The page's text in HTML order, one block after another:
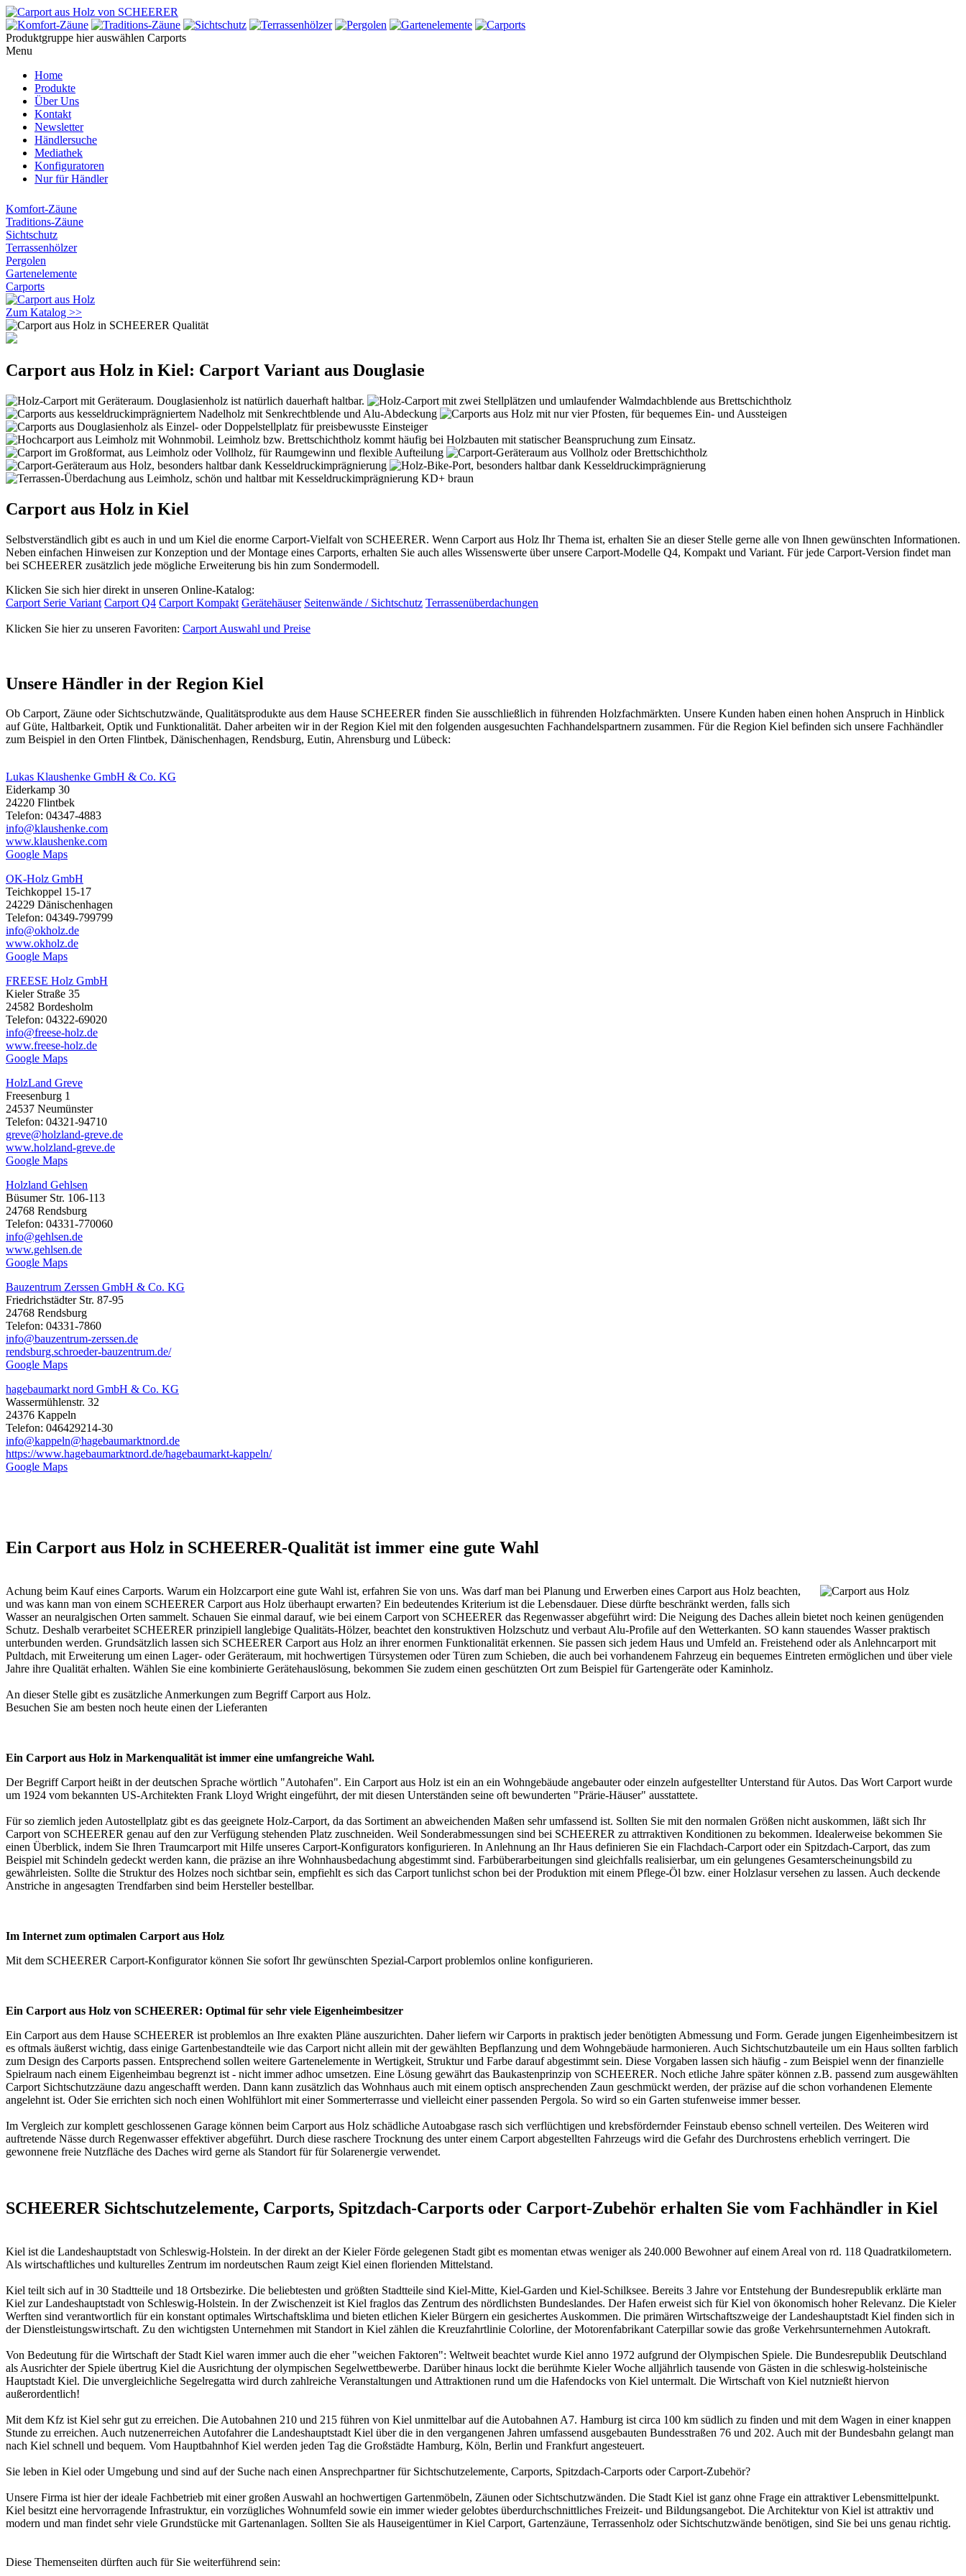
Produktgruppe hier auswählen Carports
Menu
Home
Produkte
Über Uns
Kontakt
Newsletter
Händlersuche
Mediathek
Konfiguratoren
Nur für Händler
Komfort-Zäune
Traditions-Zäune
Sichtschutz
Terrassenhölzer
Pergolen
Gartenelemente
Carports
Zum Katalog >>
Carport aus Holz in Kiel: Carport Variant aus Douglasie
Carport aus Holz in Kiel
Selbstverständlich gibt es auch in und um Kiel die enorme Carport-Vielfalt von SCHEERER. Wenn Carport aus Holz Ihr Thema ist, erhalten Sie an dieser Stelle gerne alle von Ihnen gewünschten Informationen.
Neben einfachen Hinweisen zur Konzeption und der Montage eines Carports, erhalten Sie auch alles Wissenswerte über unsere Carport-Modelle Q4, Kompakt und Variant. Für jede Carport-Version findet man
bei SCHEERER zusätzlich jede mögliche Erweiterung bis hin zum Sondermodell.
Klicken Sie sich hier direkt in unseren Online-Katalog:
Carport Serie Variant Carport Q4 Carport Kompakt Gerätehäuser Seitenwände / Sichtschutz Terrassenüberdachungen
Klicken Sie hier zu unseren Favoriten: Carport Auswahl und Preise
Unsere Händler in der Region Kiel
Ob Carport, Zäune oder Sichtschutzwände, Qualitätsprodukte aus dem Hause SCHEERER finden Sie ausschließlich in führenden Holzfachmärkten. Unsere Kunden haben einen hohen Anspruch in Hinblick
auf Güte, Haltbarkeit, Optik und Funktionalität. Daher arbeiten wir in der Region Kiel mit den folgenden ausgesuchten Fachhandelspartnern zusammen. Für die Region Kiel befinden sich unsere Fachhändler
zum Beispiel in den Orten Flintbek, Dänischenhagen, Rendsburg, Eutin, Ahrensburg und Lübeck:
Lukas Klaushenke GmbH & Co. KG
Eiderkamp 30
24220 Flintbek
Telefon: 04347-4883
info@klaushenke.com
www.klaushenke.com
Google Maps
OK-Holz GmbH
Teichkoppel 15-17
24229 Dänischenhagen
Telefon: 04349-799799
info@okholz.de
www.okholz.de
Google Maps
FREESE Holz GmbH
Kieler Straße 35
24582 Bordesholm
Telefon: 04322-69020
info@freese-holz.de
www.freese-holz.de
Google Maps
HolzLand Greve
Freesenburg 1
24537 Neumünster
Telefon: 04321-94710
greve@holzland-greve.de
www.holzland-greve.de
Google Maps
Holzland Gehlsen
Büsumer Str. 106-113
24768 Rendsburg
Telefon: 04331-770060
info@gehlsen.de
www.gehlsen.de
Google Maps
Bauzentrum Zerssen GmbH & Co. KG
Friedrichstädter Str. 87-95
24768 Rendsburg
Telefon: 04331-7860
info@bauzentrum-zerssen.de
rendsburg.schroeder-bauzentrum.de/
Google Maps
hagebaumarkt nord GmbH & Co. KG
Wassermühlenstr. 32
24376 Kappeln
Telefon: 046429214-30
info@kappeln@hagebaumarktnord.de
https://www.hagebaumarktnord.de/hagebaumarkt-kappeln/
Google Maps
Ein Carport aus Holz in SCHEERER-Qualität ist immer eine gute Wahl
Achung beim Kauf eines Carports. Warum ein Holzcarport eine gute Wahl ist, erfahren Sie von uns. Was darf man bei Planung und Erwerben eines Carport aus Holz beachten,
und was kann man von einem SCHEERER Carport aus Holz überhaupt erwarten? Ein bedeutendes Kriterium ist die Lebensdauer. Diese dürfte beschränkt werden, falls sich
Wasser an neuralgischen Orten sammelt. Schauen Sie einmal darauf, wie bei einem Carport von SCHEERER das Regenwasser abgeführt wird: Die Neigung des Daches allein bietet noch keinen genügenden
Schutz. Deshalb verarbeitet SCHEERER prinzipiell langlebige Qualitäts-Hölzer, beachtet den konstruktiven Holzschutz und verbaut Alu-Profile auf den Wetterkanten. SO kann stauendes Wasser praktisch
unterbunden werden. Grundsätzlich lassen sich SCHEERER Carport aus Holz an ihrer enormen Funktionalität erkennen. Sie passen sich jedem Haus und Umfeld an. Freistehend oder als Anlehncarport mit
Pultdach, mit Erweiterung um einen Lager- oder Geräteraum, mit hochwertigen Türsystemen oder Türen zum Schieben, die auch bei vorhandenem Fahrzeug ein bequemes Eintreten ermöglichen und über viele
Jahre ihre Qualität erhalten. Wählen Sie eine kombinierte Gerätehauslösung, bekommen Sie zudem einen geschützten Ort zum Beispiel für Gartengeräte oder Kaminholz.
An dieser Stelle gibt es zusätzliche Anmerkungen zum BegriffCarport aus Holz.
Besuchen Sie am besten noch heute einen derLieferanten
Ein Carport aus Holz in Markenqualität ist immer eine umfangreiche Wahl.
Der BegriffCarport heißt in der deutschen Sprache wörtlich "Autohafen". Ein Carport aus Holz ist ein an ein Wohngebäude angebauter oder einzeln aufgestellter Unterstand für Autos. Das Wort Carport wurde
um 1924 vom bekannten US-Architekten Frank Lloyd Wright eingeführt, der mit diesen Unterständen seine oft bewunderten "Prärie-Häuser" ausstattete.
Für so ziemlich jeden Autostellplatz gibt es das geeignete Holz-Carport, da das Sortiment an abweichenden Maßen sehr umfassend ist. Sollten Sie mit den normalen Größen nicht auskommen, läßt sich Ihr
Carport von SCHEERER genau auf den zur Verfügung stehenden Platz zuschneiden. Weil Sonderabmessungen sind bei SCHEERER zu attrraktiven Konditionen zu bekommen. Idealerweise bekommen Sie
einen Überblick, indem Sie Ihren Traumcarport mit Hilfe unseres Carport-Konfigurators konfigurieren. In Anlehnung an Ihr Haus definieren Sie ein Flachdach-Carport oder ein Spitzdach-Carport, das zum
Beispiel mit Schindeln gedeckt werden kann, die präzise an ihre Wohnhausbedachung abgestimmt sind. Farbüberarbeitungen sind gleichfalls realisierbar, um ein gelungenes Gesamterscheinungsbild zu
gewährleisten. Sollte die Struktur des Holzes noch sichtbar sein, empfiehlt es sich das Carport tunlichst schon bei der Produktion mit einem Pflege-Öl bzw. einer Holzlasur versehen zu lassen. Auch deckende
Anstriche in angesagten Trendfarben sind beim Hersteller bestellbar.
Im Internet zum optimalen Carport aus Holz
Mit dem SCHEERER Carport-Konfiguratorkönnen Sie sofort Ihr gewünschten Spezial-Carport problemlos online konfigurieren.
Ein Carport aus Holz von SCHEERER: Optimal für sehr viele Eigenheimbesitzer
Ein Carport aus dem Hause SCHEERER ist problemlos an Ihre exakten Pläne auszurichten. Daher liefern wir Carports in praktisch jeder benötigten Abmessung und Form. Gerade jungen Eigenheimbesitzern ist
es oftmals äußerst wichtig, dass einige Gartenbestandteile wie das Carport nicht allein mit der gewählten Bepflanzung und dem Wohngebäude harmonieren. Auch Sichtschutzbauteile um ein Haus sollten farblich
zum Design des Carports passen. Entsprechend sollen weitere Gartenelemente in Wertigkeit, Struktur und Farbe darauf abgestimmt sein. Diese Vorgaben lassen sich häufig - zum Beispiel wenn der finanzielle
Spielraum nach einem Eigenheimbau begrenzt ist - nicht immer adhoc umsetzen. Eine Lösung gewährt das Baukastenprinzip von SCHEERER. Noch etliche Jahre später können z.B. passend zum ausgewählten
Carport Sichtschutzzäune dazu angeschafft werden. Dann kann zusätzlich das Wohnhaus auch mit einem optisch ansprechenden Zaun geschmückt werden, der präzise auf die schon vorhandenen Elemente
angelehnt ist. Oder Sie errichten sich noch einen Wohlfühlort mit einer Sommerterrasse und vielleicht einer passenden Pergola. So wird so ein Garten stufenweise immer besser.
Im Vergleich zur komplett geschlossenen Garage können beim Carport aus Holz schädliche Autoabgase rasch sich verflüchtigen und krebsfördernder Feinstaub ebenso schnell verteilen. Des Weiteren wird
auftretende Nässe durch Regenwasser effektiver abgeführt. Durch diese raschere Trocknung des unter einem Carport abgestellten Fahrzeugs wird die Gefahr des Durchrostens erheblich verringert. Die
gewonnene freie Nutzfläche des Daches wird gerne als Standort für für Solarenergie verwendet.
SCHEERER Sichtschutzelemente, Carports, Spitzdach-Carports oder Carport-Zubehör erhalten Sie vom Fachhändler in Kiel
Kiel ist die Landeshauptstadt von Schleswig-Holstein. In der direkt an der Kieler Förde gelegenen Stadt gibt es momentan etwas weniger als 240.000 Bewohner auf einem Areal von rd. 118 Quadratkilometern.
Als wirtschaftliches und kulturelles Zentrum im nordeutschen Raum zeigt Kiel einen florienden Mittelstand.
Kiel teilt sich auf in 30 Stadtteile und 18 Ortsbezirke. Die beliebtesten und größten Stadtteile sind Kiel-Mitte, Kiel-Garden und Kiel-Schilksee. Bereits 3 Jahre vor Entstehung der Bundesrepublik erklärte man
Kiel zur Landeshauptstadt von Schleswig-Holstein. In der Zwischenzeit ist Kiel fraglos das Zentrum des nördlichsten Bundeslandes. Der Hafen erweist sich für Kiel von ökonomisch hoher Relevanz. Die Kieler
Werften sind verantwortlich für ein konstant optimales Wirtschaftsklima und bieten etlichen Kieler Bürgern ein gesichertes Auskommen. Die primären Wirtschaftszweige der Landeshauptstadt Kiel finden sich in
der Dienstleistungswirtschaft. Zu den wichtigsten Unternehmen mit Standort in Kiel zählen die Kreuzfahrtlinie Colorline, der Motorenfabrikant Caterpillar sowie das große Verkehrsunternehmen Autokraft.
Von Bedeutung für die Wirtschaft der Stadt Kiel waren immer auch die eher "weichen Faktoren": Weltweit beachtet wurde Kiel anno 1972 aufgrund der Olympischen Spiele. Die Bundesrepublik Deutschland
als Ausrichter der Spiele übertrug Kiel die Ausrichtung der olympischen Segelwettbewerbe. Darüber hinaus lockt die berühmte Kieler Woche alljährlich tausende von Gästen in die schleswig-holsteinische
Hauptstadt Kiel. Die unvergleichliche Segelregatta wird durch zahlreiche Veranstaltungen und Attraktionen rund um die Hafendocks von Kiel untermalt. Die Wirtschaft von Kiel nutznießt hiervon
außerordentlich!
Mit dem Kfz ist Kiel sehr gut zu erreichen. Die Autobahnen 210 und 215 führen von Kiel unmittelbar auf die Autobahnen A7. Hamburg ist circa 100 km südlich zu finden und mit dem Wagen in einer knappen
Stunde zu erreichen. Auch nutzenerreichen Autofahrer die Landeshauptstadt Kiel über die in den vergangenen Jahren umfassend ausgebauten Bundesstraßen 76 und 202. Auch mit der Bundesbahn gelangt man
nach Kiel schnell und bequem. Vom Hauptbahnhof Kiel werden jeden Tag die Großstädte Hamburg, Köln, Berlin und Frankfurt angesteuert.
Sie leben in Kiel oder Umgebung und sind auf der Suche nach einen Ansprechpartner für Sichtschutzelemente, Carports, Spitzdach-Carports oder Carport-Zubehör?
Unsere Firma ist hier der ideale Fachbetrieb mit einer großen Auswahl an hochwertigen Gartenmöbeln, Zäunen oder Sichtschutzwänden. Die Stadt Kiel ist ganz ohne Frage ein attraktiver Lebensmittelpunkt.
Kiel besitzt eine hervorragende Infrastruktur, ein vorzügliches Wohnumfeld sowie ein immer wieder gelobtes überdurchschnittliches Freizeit- und Bildungsangebot. Die Architektur von Kiel ist attraktiv und
modern und man findet sehr viele Grundstücke mit Gartenanlagen. Sollten Sie als Hauseigentümer in Kiel Carport, Gartenzäune, Terrassenholz oder Sichtschutzwände benötigen, sind Sie bei uns genau richtig.
Diese Themenseiten dürften auch für Sie weiterführend sein: